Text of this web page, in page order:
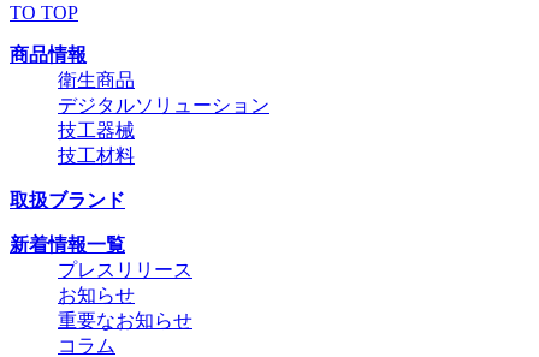
TO TOP
商品情報
衛生商品
デジタルソリューション
技工器械
技工材料
取扱ブランド
新着情報一覧
プレスリリース
お知らせ
重要なお知らせ
コラム